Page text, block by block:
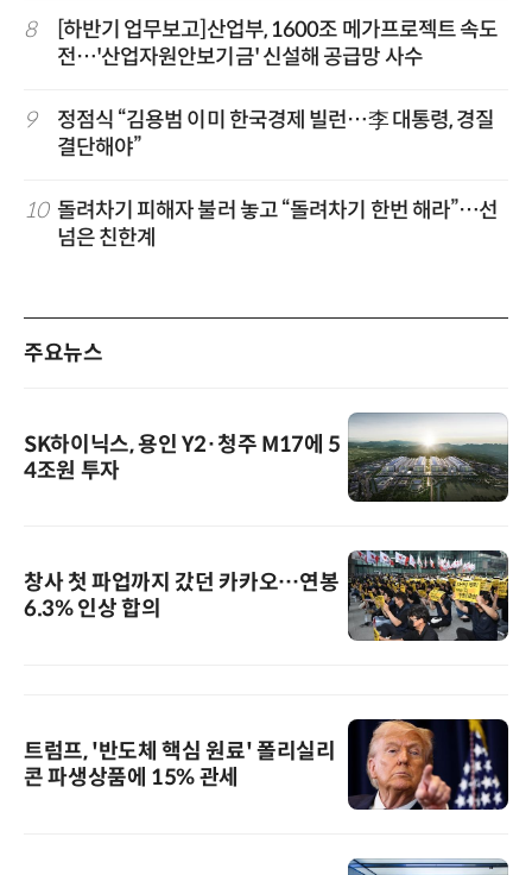
8
[하반기 업무보고]산업부, 1600조 메가프로젝트 속도
전…'산업자원안보기금' 신설해 공급망 사수
9
정점식 “김용범 이미 한국경제 빌런…李 대통령, 경질
결단해야”
10 돌려차기 피해자 불러 놓고 “돌려차기 한번 해라”…선
넘은 친한계
주요뉴스
SK하이닉스, 용인 Y2·청주 M17에 5
4조원 투자
창사 첫 파업까지 갔던 카카오…연봉
6.3% 인상 합의
트럼프, '반도체 핵심 원료' 폴리실리
콘 파생상품에 15% 관세